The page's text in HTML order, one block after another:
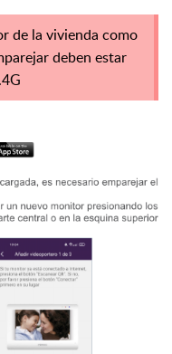
de la vivienda como
deben estar